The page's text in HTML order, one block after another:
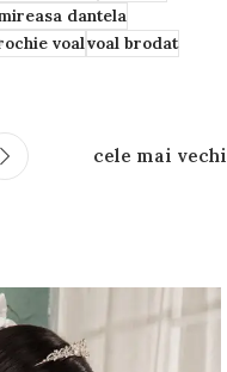
dantela
voalvoal brodat
cele mai vechi